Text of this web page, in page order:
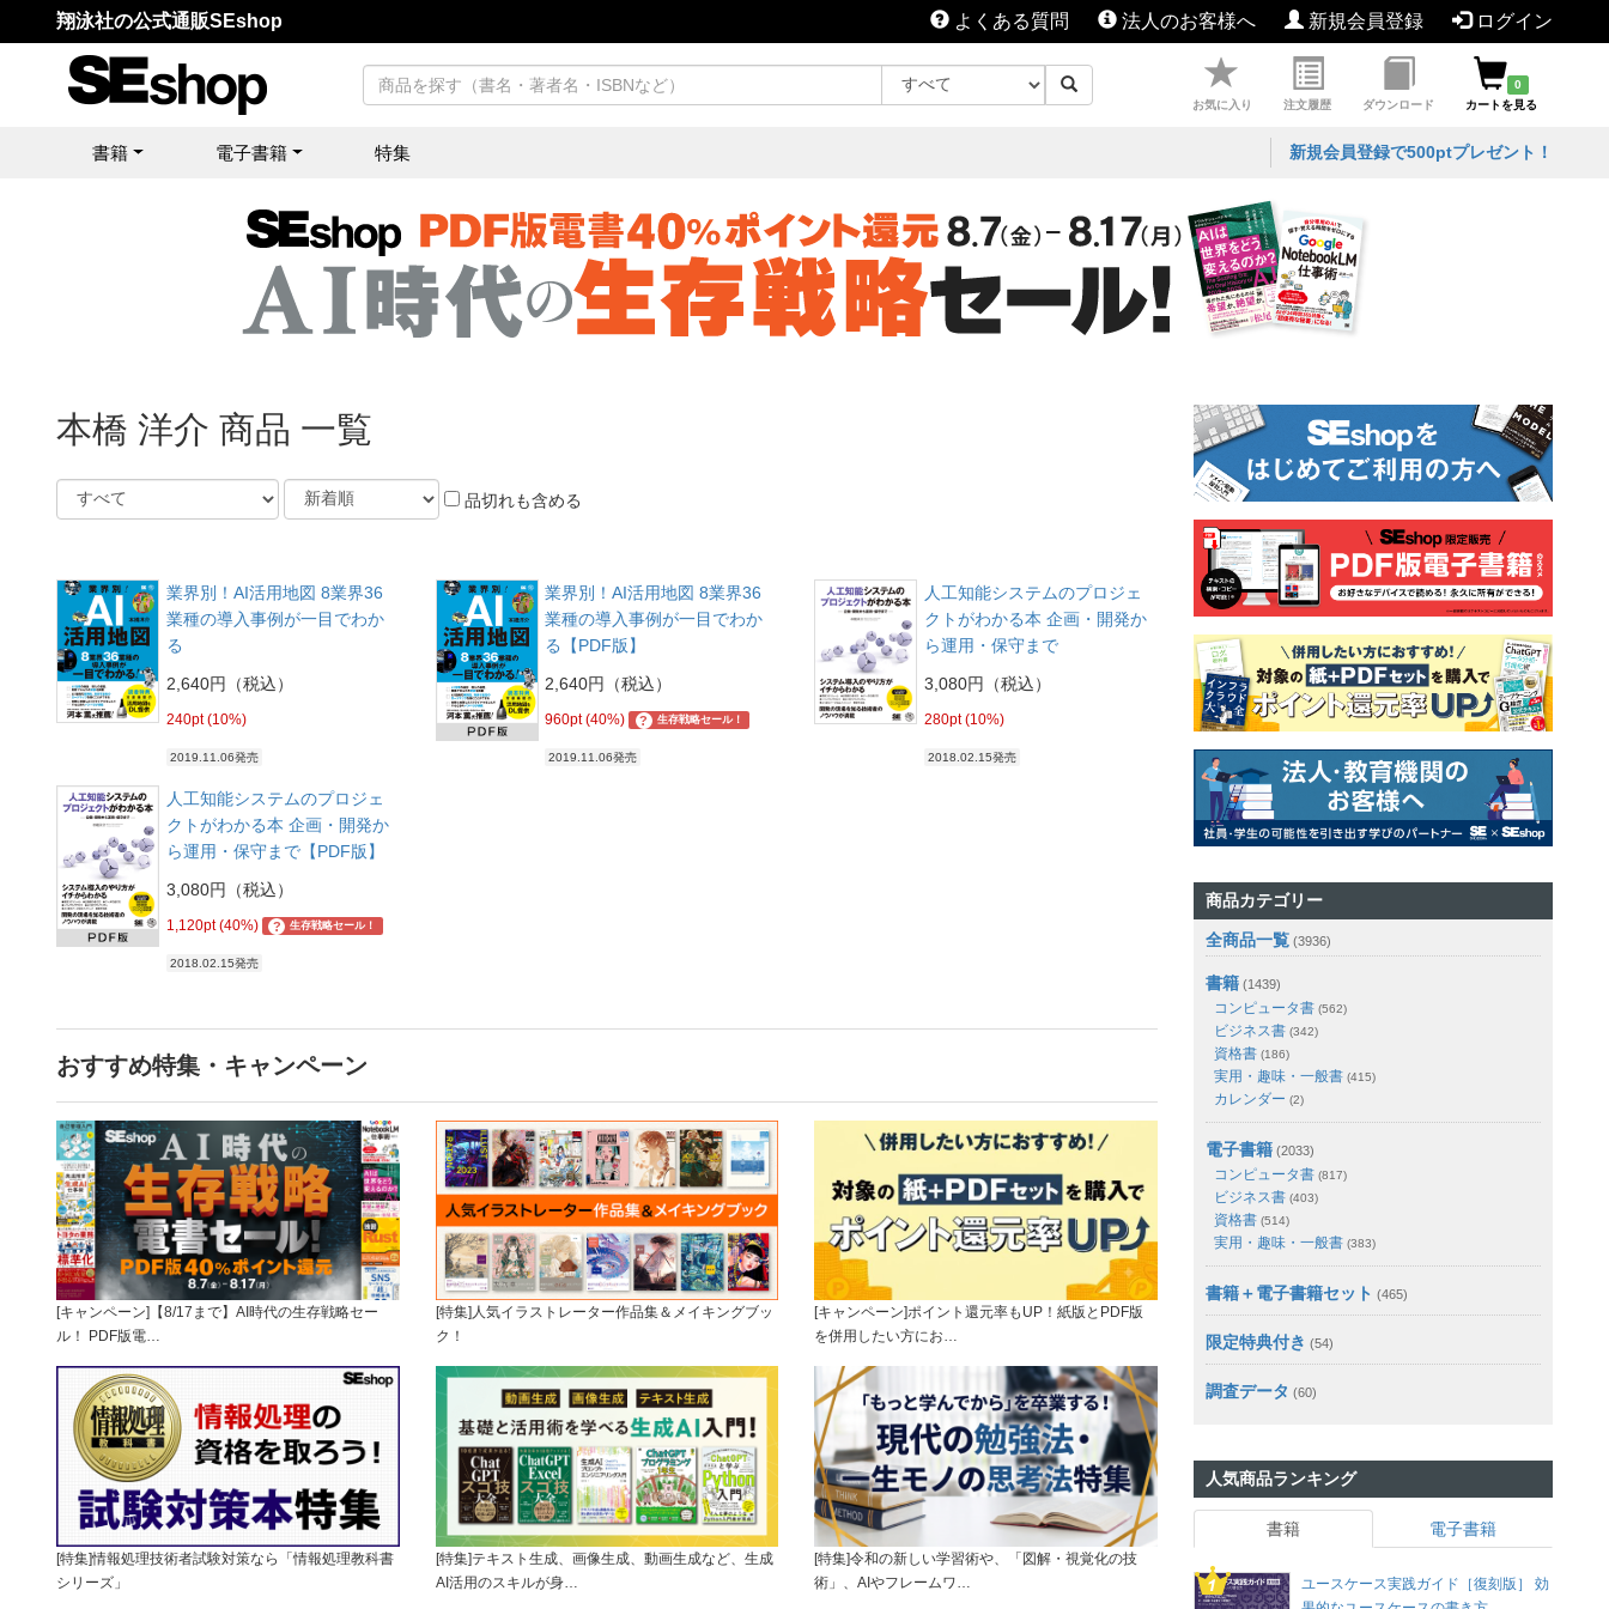
翔泳社の公式通販SEshop よくある質問 法人のお客様へ 新規会員登録 ログイン
お気に入り 注文履歴 ダウンロード
0
カートを見る
書籍 電子書籍 特集 新規会員登録で500ptプレゼント！
本橋 洋介 商品 一覧
品切れも含める
業界別！AI活用地図 8業界36
業種の導入事例が一目でわか
る
2,640円（税込）
240pt (10%)
2019.11.06発売
業界別！AI活用地図 8業界36
業種の導入事例が一目でわか
る【PDF版】
2,640円（税込）
960pt (40%) ? 生存戦略セール！
2019.11.06発売
人工知能システムのプロジェ
クトがわかる本 企画・開発か
ら運用・保守まで
3,080円（税込）
280pt (10%)
2018.02.15発売
人工知能システムのプロジェ
クトがわかる本 企画・開発か
ら運用・保守まで【PDF版】
3,080円（税込）
1,120pt (40%) ? 生存戦略セール！
2018.02.15発売
おすすめ特集・キャンペーン
[キャンペーン]【8/17まで】AI時代の生存戦略セー
ル！ PDF版電…
[特集]人気イラストレーター作品集＆メイキングブッ
ク！
[キャンペーン]ポイント還元率もUP！紙版とPDF版
を併用したい方にお…
[特集]情報処理技術者試験対策なら「情報処理教科書
シリーズ」
[特集]テキスト生成、画像生成、動画生成など、生成
AI活用のスキルが身…
[特集]令和の新しい学習術や、「図解・視覚化の技
術」、AIやフレームワ…
商品カテゴリー
全商品一覧 (3936)
書籍 (1439)
コンピュータ書 (562)
ビジネス書 (342)
資格書 (186)
実用・趣味・一般書 (415)
カレンダー (2)
電子書籍 (2033)
コンピュータ書 (817)
ビジネス書 (403)
資格書 (514)
実用・趣味・一般書 (383)
書籍＋電子書籍セット (465)
限定特典付き (54)
調査データ (60)
人気商品ランキング
書籍 電子書籍
ユースケース実践ガイド［復刻版］ 効